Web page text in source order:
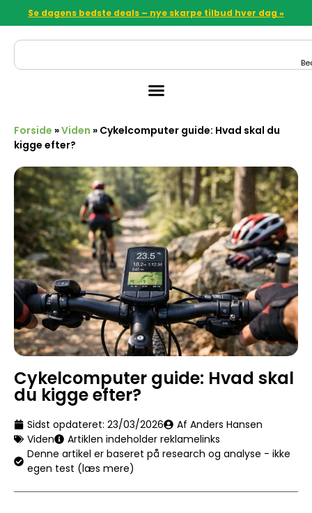
Se dagens bedste deals – nye skarpe tilbud hver dag »
Forside »Viden » Cykelcomputer guide: Hvad skal du
kigge efter?
Cykelcomputer guide: Hvad skal
du kigge efter?
Sidst opdateret: 23/03/2026
Af Anders Hansen
Viden
Artiklen indeholder reklamelinks
Denne artikel er baseret på research og analyse - ikke
egen test (læs mere)